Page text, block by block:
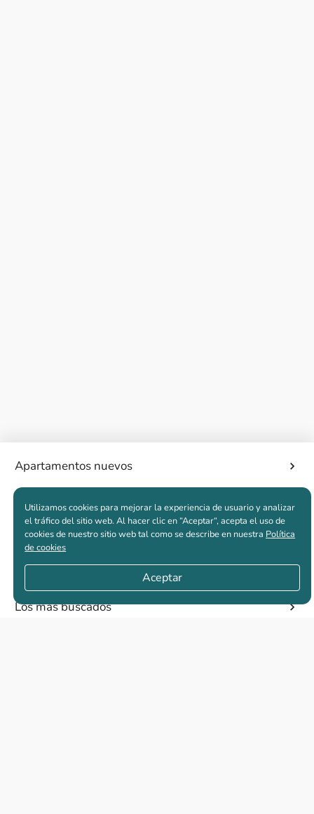
Apartamentos nuevos
Casas nuevas en venta
Los más buscados
Utilizamos cookies para mejorar la experiencia de usuario y analizar
el tráfico del sitio web. Al hacer clic en “Aceptar“, acepta el uso de
cookies de nuestro sitio web tal como se describe en nuestra Política
de cookies
Aceptar